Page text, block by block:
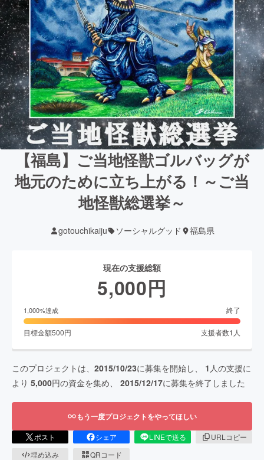
【福島】ご当地怪獣ゴルバッグが
地元のために立ち上がる！～ご当
地怪獣総選挙～
gotouchikaiju ソーシャルグッド 福島県
現在の支援総額
5,000円
1,000%達成 終了
目標金額500円 支援者数1 人
このプロジェクトは、 2015/10/23に募集を開始し、 1 人の支援に
より 5,000円の資金を集め、 2015/12/17に募集を終了しました
もう一度プロジェクトをやってほしい
ポスト シェア LINEで送る
URLコピー
埋め込み
QRコード